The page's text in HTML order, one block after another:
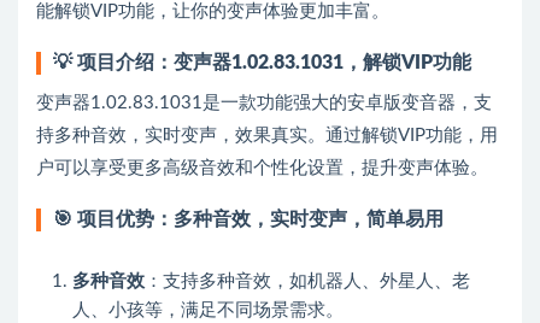
能解锁VIP功能，让你的变声体验更加丰富。
💡项目介绍：变声器1.02.83.1031，解锁VIP功能
变声器1.02.83.1031是一款功能强大的安卓版变音器，支
持多种音效，实时变声，效果真实。通过解锁VIP功能，用
户可以享受更多高级音效和个性化设置，提升变声体验。
🎯 项目优势：多种音效，实时变声，简单易用
多种音效 ：支持多种音效，如机器人、外星人、老
人、小孩等，满足不同场景需求。